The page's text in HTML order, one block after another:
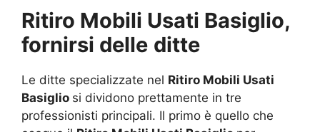
Ritiro Mobili Usati Basiglio,
fornirsi delle ditte
Le ditte specializzate nel Ritiro Mobili Usati
Basiglio si dividono prettamente in tre
professionisti principali. Il primo è quello che